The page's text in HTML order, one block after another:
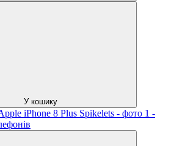
У кошику